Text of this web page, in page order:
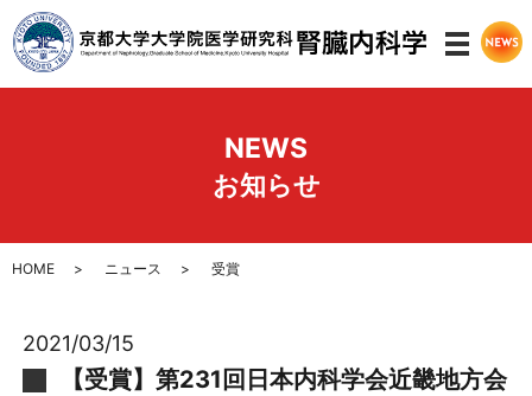
メニ
NEWS
お知らせ
HOME ニュース 受賞
2021/03/15
【受賞】第231回日本内科学会近畿地方会